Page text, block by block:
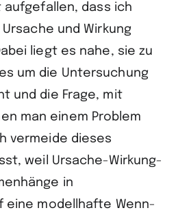
aufgefallen, dass ich
und Wirkung
liegt es nahe, sie zu
um die Untersuchung
und die Frage, mit
man einem Problem
vermeide dieses
weil Ursache-Wirkung-
in
eine modellhafte Wenn-